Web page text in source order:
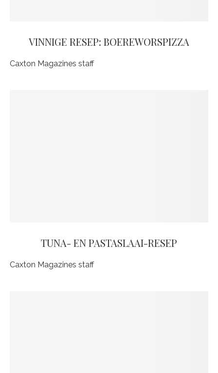
VINNIGE RESEP: BOEREWORSPIZZA
Caxton Magazines staff
TUNA- EN PASTASLAAI-RESEP
Caxton Magazines staff